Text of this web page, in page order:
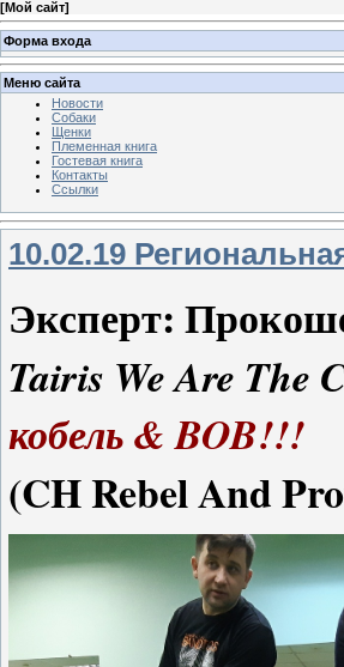
[Мой сайт]
Форма входа
Меню сайта
Новости
Собаки
Щенки
Племенная книга
Гостевая книга
Контакты
Ссылки
10.02.19
Эксперт:
Tairis We Are The
кобель & BOB!!!
(CH Rebel And